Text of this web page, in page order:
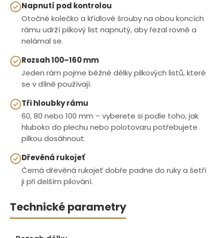
Napnutí pod kontrolou
Otočné kolečko a křídlové šrouby na obou koncích
rámu udrží pilkový list napnutý, aby řezal rovně a
nelámal se.
Rozsah 100–160 mm
Jeden rám pojme běžné délky pilkových listů, které
se v dílně používají.
Tři hloubky rámu
60, 80 nebo 100 mm – vyberete si podle toho, jak
hluboko do plechu nebo polotovaru potřebujete
pilkou dosáhnout.
Dřevěná rukojeť
Černá dřevěná rukojeť dobře padne do ruky a šetří
ji při delším pilování.
Technické parametry